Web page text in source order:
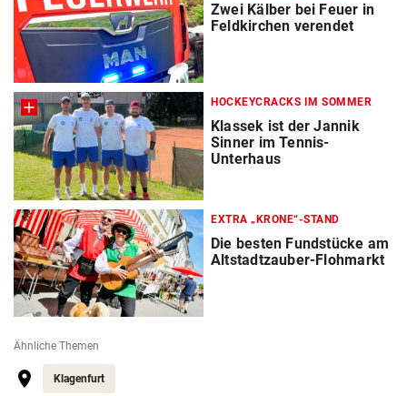
Zwei Kälber bei Feuer in
Feldkirchen verendet
HOCKEYCRACKS IM SOMMER
Klassek ist der Jannik
Sinner im Tennis-
Unterhaus
EXTRA „KRONE“-STAND
Die besten Fundstücke am
Altstadtzauber-Flohmarkt
Ähnliche Themen
Klagenfurt